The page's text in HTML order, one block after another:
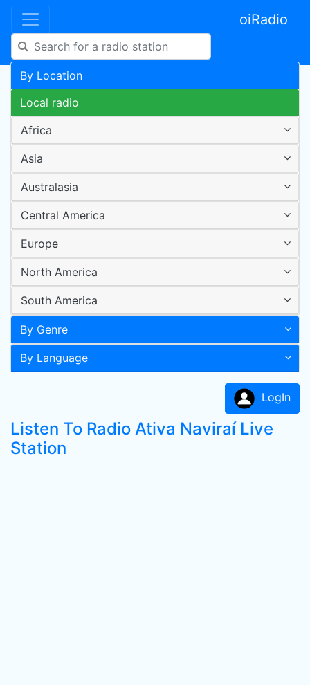
oiRadio
By Location
Local radio
Africa
Asia
Australasia
Central America
Europe
North America
South America
By Genre
By Language
LogIn
Listen To Radio Ativa Naviraí Live
Station